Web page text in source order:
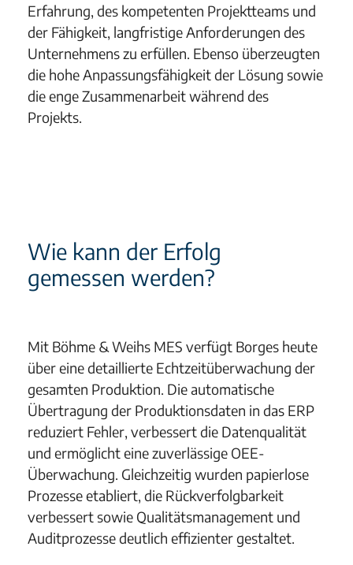
Erfahrung, des kompetenten Projektteams und
der Fähigkeit, langfristige Anforderungen des
Unternehmens zu erfüllen. Ebenso überzeugten
die hohe Anpassungsfähigkeit der Lösung sowie
die enge Zusammenarbeit während des
Projekts.
Wie kann der Erfolg
gemessen werden?
Mit Böhme & Weihs MES verfügt Borges heute
über eine detaillierte Echtzeitüberwachung der
gesamten Produktion. Die automatische
Übertragung der Produktionsdaten in das ERP
reduziert Fehler, verbessert die Datenqualität
und ermöglicht eine zuverlässige OEE-
Überwachung. Gleichzeitig wurden papierlose
Prozesse etabliert, die Rückverfolgbarkeit
verbessert sowie Qualitätsmanagement und
Auditprozesse deutlich effizienter gestaltet.